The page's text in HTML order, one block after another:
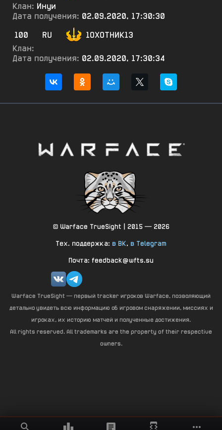
Клан: Инуи
Дата получения: 02.09.2020, 17:30:30
100
RU
1ОХОТНИК13
Клан:
Дата получения: 02.09.2020, 17:30:34
© Warface TrueSight | 2015 — 2026
Тех. поддержка: в ВК, в Telegram
Почта: feedback@wfts.su
Warface TrueSight — первый tracker игроков Warface, позволяющий
детально увидеть всю информацию об игровом снаряжении, миссиях и
игроках, их историю матчей и полученные достижения.
All rights reserved. All trademarks are the property of their respective
owners.